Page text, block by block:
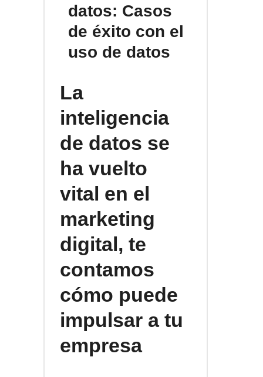
datos: Casos
de éxito con el
uso de datos
La
inteligencia
de datos se
ha vuelto
vital en el
marketing
digital, te
contamos
cómo puede
impulsar a tu
empresa